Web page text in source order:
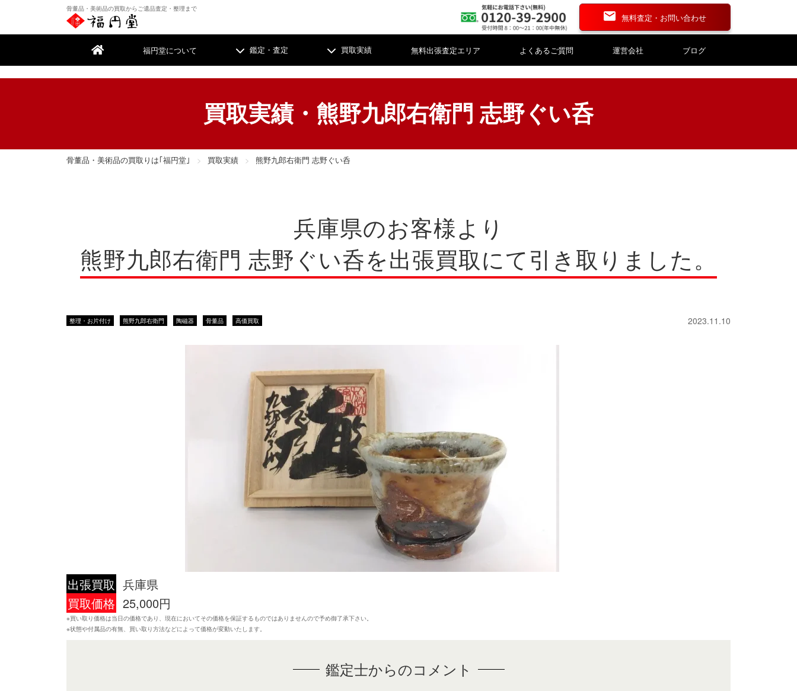
骨董品・美術品の買取からご遺品査定・整理まで
無料査定・お問い合わせ
福円堂について 鑑定・査定
絵画 掛け軸
コイン・切手
レコードプレイヤー 象牙製品 刀剣 甲冑 書道具
買取実績
絵画 掛軸
コイン・切手
レコードプレイヤー 象牙製品 刀剣 甲冑 書道具
無料出張査定エリア よくあるご質問 運営会社 ブログ
買取実績・熊野九郎右衛門 志野ぐい呑
骨董品・美術品の買取りは｢福円堂｣ 買取実績 熊野九郎右衛門 志野ぐい呑
兵庫県のお客様より
熊野九郎右衛門 志野ぐい呑を出張買取にて引き取りました。
整理・お片付け 熊野九郎右衛門 陶磁器 骨董品 高価買取 2023.11.10
出張買取 兵庫県
買取価格 25,000円
※買い取り価格は当日の価格であり、現在においてその価格を保証するものではありませんので予め御了承下さい。
※状態や付属品の有無、買い取り方法などによって価格が変動いたします。
鑑定士からのコメント